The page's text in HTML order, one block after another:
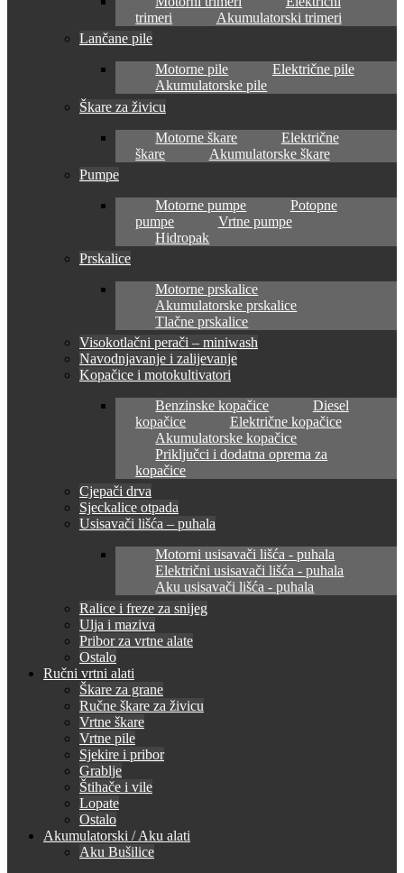
trimeri
Akumulatorski trimeri
Lančane pile
Motorne pile
Električne pile
Akumulatorske pile
Škare za živicu
Motorne škare
Električne
škare
Akumulatorske škare
Pumpe
Motorne pumpe
Potopne
pumpe
Vrtne pumpe
Hidropak
Prskalice
Motorne prskalice
Akumulatorske prskalice
Tlačne prskalice
Visokotlačni perači – miniwash
Navodnjavanje i zalijevanje
Kopačice i motokultivatori
Benzinske kopačice
Diesel
kopačice
Električne kopačice
Akumulatorske kopačice
Priključci i dodatna oprema za
kopačice
Cjepači drva
Sjeckalice otpada
Usisavači lišća – puhala
Motorni usisavači lišća - puhala
Električni usisavači lišća - puhala
Aku usisavači lišća - puhala
Ralice i freze za snijeg
Ulja i maziva
Pribor za vrtne alate
Ostalo
Ručni vrtni alati
Škare za grane
Ručne škare za živicu
Vrtne škare
Vrtne pile
Sjekire i pribor
Grablje
Štihače i vile
Lopate
Ostalo
Akumulatorski / Aku alati
Aku Bušilice